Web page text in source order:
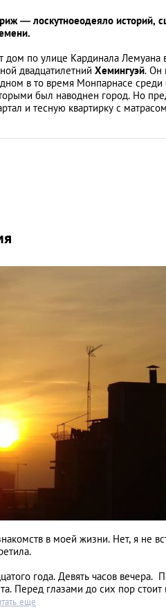
— лоскутноеодеяло историй,
дом по улице Кардинала Лемуана
двадцатилетний Хемингуэй. Он
в то время Монпарнасе
был наводнен город. Но
и тесную квартирку с
в моей жизни. Нет, я не
года. Девять часов вечера.
Перед глазами до сих пор стоит
еще